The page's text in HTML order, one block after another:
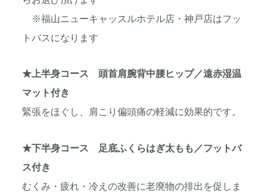
※福山ニューキャッスルホテル店・神戸店はフッ
トバスになります
★上半身コース 頭首肩腕背中腰ヒップ／遠赤湿温
マット付き
緊張をほぐし、肩こり偏頭痛の軽減に効果的です。
★下半身コース 足底ふくらはぎ太もも／フットバ
ス付き
むくみ・疲れ・冷えの改善に老廃物の排出を促しま